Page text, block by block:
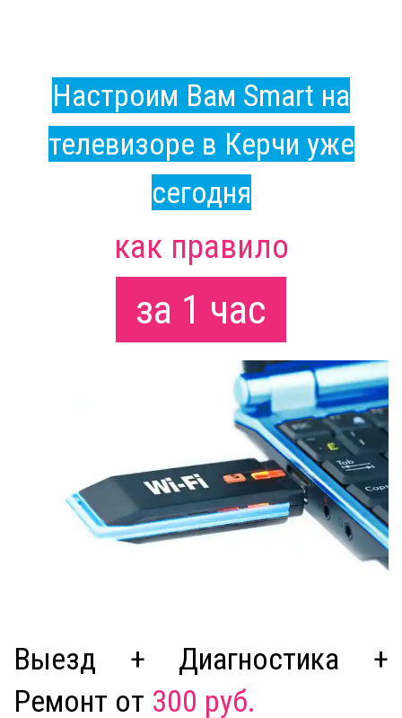
Настроим Вам Smart на
телевизоре в Керчи уже
сегодня
как правило
за 1 час
Выезд + Диагностика +
Ремонт от 300 руб.